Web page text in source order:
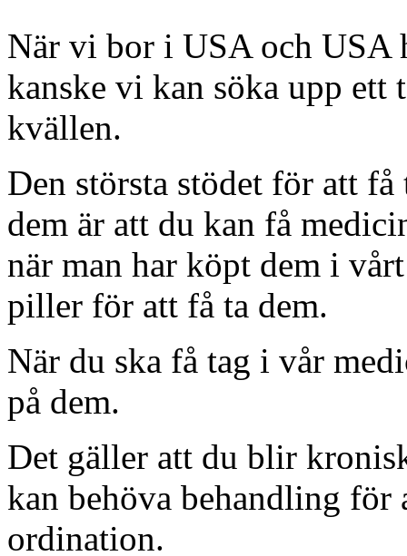
När vi bor i USA och USA
kanske vi kan söka upp ett
kvällen.
Den största stödet för att
dem är att du kan få
när man har köpt dem i
piller för att få ta dem.
När du ska få tag i vår
på dem.
Det gäller att du blir
kan behöva behandling för
ordination.